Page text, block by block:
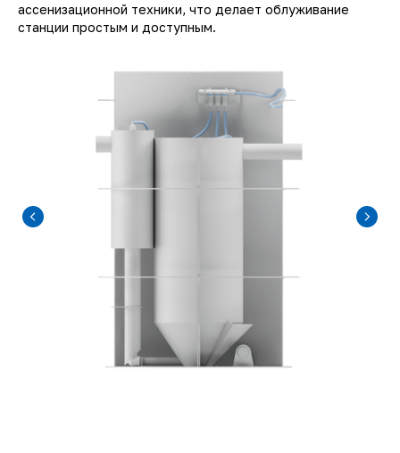
ассенизационной техники, что делает облуживание
станции простым и доступным.